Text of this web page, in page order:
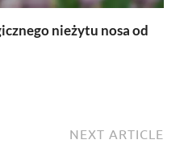
nieżytu nosa od
NEXT ARTICLE